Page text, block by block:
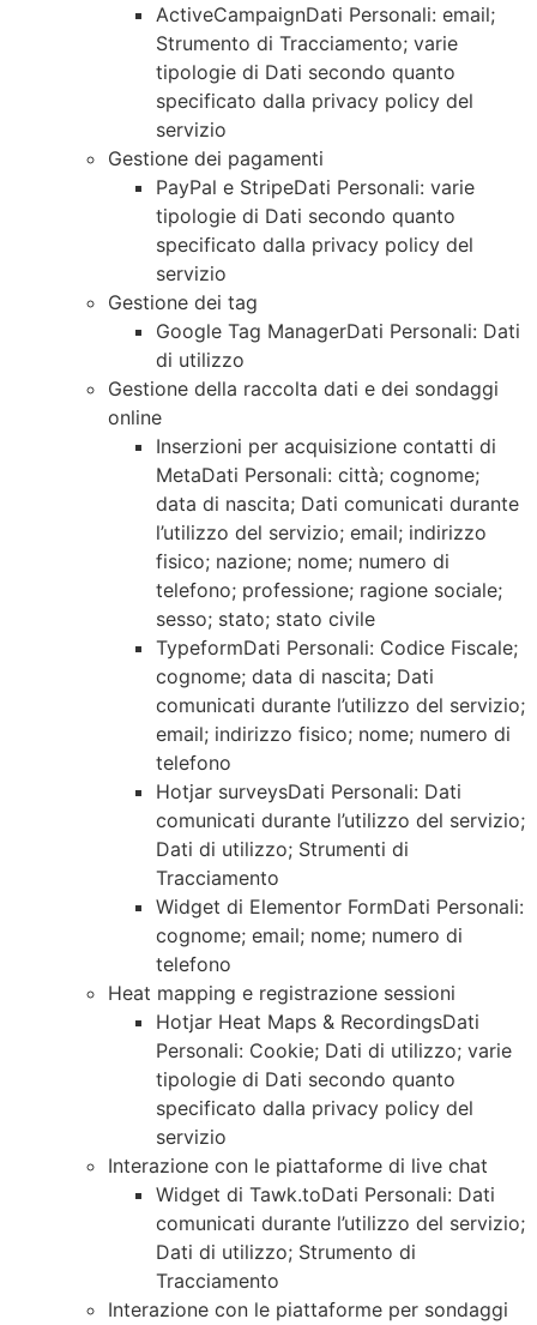
ActiveCampaignDati Personali: email;
Strumento di Tracciamento; varie
tipologie di Dati secondo quanto
specificato dalla privacy policy del
servizio
Gestione dei pagamenti
PayPal e StripeDati Personali: varie
tipologie di Dati secondo quanto
specificato dalla privacy policy del
servizio
Gestione dei tag
Google Tag ManagerDati Personali: Dati
di utilizzo
Gestione della raccolta dati e dei sondaggi
online
Inserzioni per acquisizione contatti di
MetaDati Personali: città; cognome;
data di nascita; Dati comunicati durante
l’utilizzo del servizio; email; indirizzo
fisico; nazione; nome; numero di
telefono; professione; ragione sociale;
sesso; stato; stato civile
TypeformDati Personali: Codice Fiscale;
cognome; data di nascita; Dati
comunicati durante l’utilizzo del servizio;
email; indirizzo fisico; nome; numero di
telefono
Hotjar surveysDati Personali: Dati
comunicati durante l’utilizzo del servizio;
Dati di utilizzo; Strumenti di
Tracciamento
Widget di Elementor FormDati Personali:
cognome; email; nome; numero di
telefono
Heat mapping e registrazione sessioni
Hotjar Heat Maps & RecordingsDati
Personali: Cookie; Dati di utilizzo; varie
tipologie di Dati secondo quanto
specificato dalla privacy policy del
servizio
Interazione con le piattaforme di live chat
Widget di Tawk.toDati Personali: Dati
comunicati durante l’utilizzo del servizio;
Dati di utilizzo; Strumento di
Tracciamento
Interazione con le piattaforme per sondaggi